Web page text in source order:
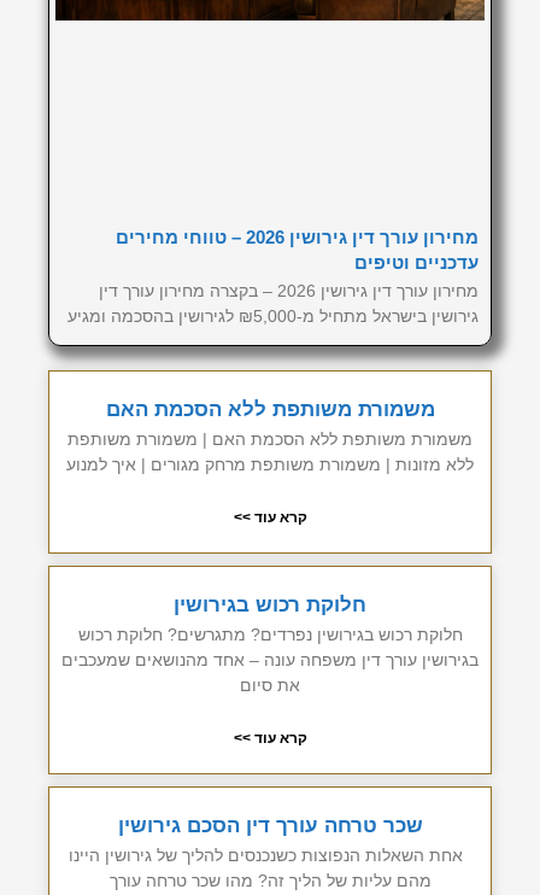
מחירון עורך דין גירושין 2026 – טווחי מחירים
עדכניים וטיפים
מחירון עורך דין גירושין 2026 – בקצרה מחירון עורך דין
גירושין בישראל מתחיל מ-₪5,000 לגירושין בהסכמה ומגיע
משמורת משותפת ללא הסכמת האם
משמורת משותפת ללא הסכמת האם | משמורת משותפת
ללא מזונות | משמורת משותפת מרחק מגורים | איך למנוע
קרא עוד >>
חלוקת רכוש בגירושין
חלוקת רכוש בגירושין נפרדים? מתגרשים? חלוקת רכוש
בגירושין עורך דין משפחה עונה – אחד מהנושאים שמעכבים
את סיום
קרא עוד >>
שכר טרחה עורך דין הסכם גירושין
אחת השאלות הנפוצות כשנכנסים להליך של גירושין היינו
מהם עליות של הליך זה? מהו שכר טרחה עורך